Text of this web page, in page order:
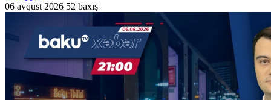
06 avqust 2026 52 baxış